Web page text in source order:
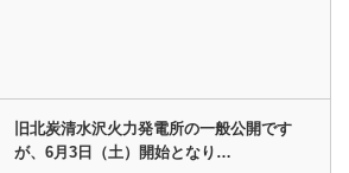
旧北炭清水沢火力発電所の一般公開です
が、6月3日（土）開始となり…